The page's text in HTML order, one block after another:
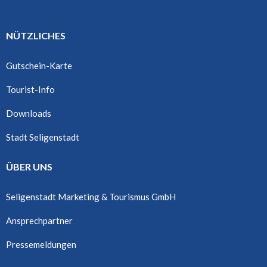
NÜTZLICHES
Gutschein-Karte
Tourist-Info
Downloads
Stadt Seligenstadt
ÜBER UNS
Seligenstadt Marketing & Tourismus GmbH
Ansprechpartner
Pressemeldungen